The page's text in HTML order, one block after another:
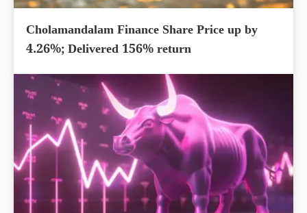
Cholamandalam Finance Share Price up by
4.26%; Delivered 156% return